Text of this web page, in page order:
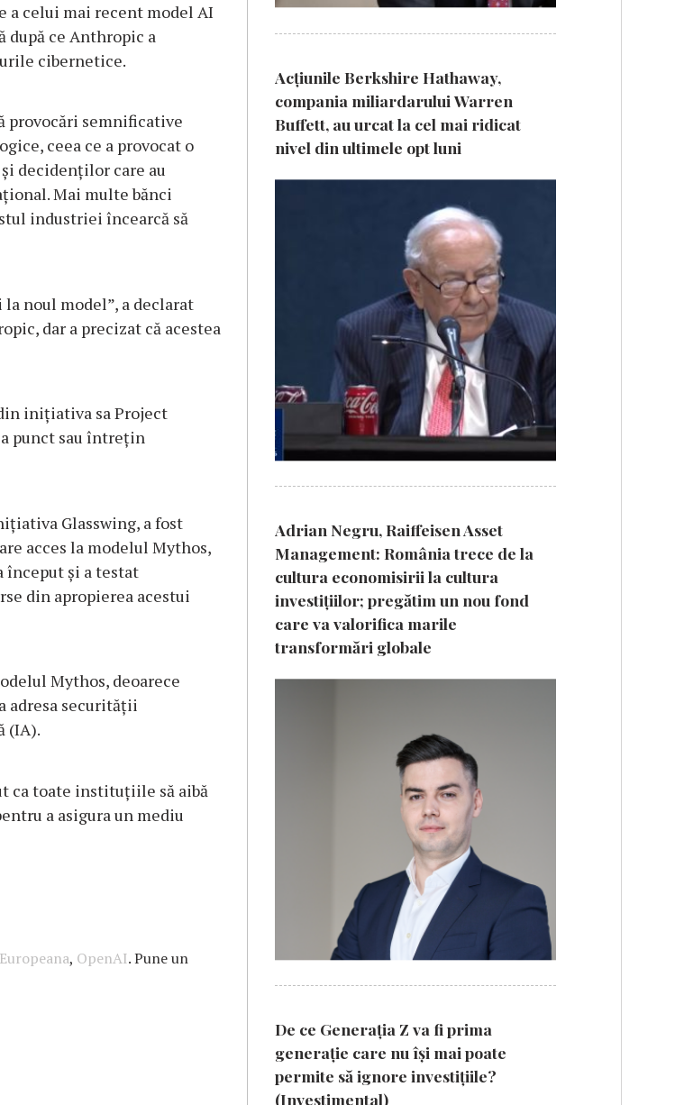
a celui mai recent model AI
după ce Anthropic a
cibernetice.
provocări semnificative
ceea ce a provocat o
decidenţilor care au
Mai multe bănci
industriei încearcă să
noul model”, a declarat
dar a precizat că acestea
iniţiativa sa Project
punct sau întreţin
Glasswing, a fost
acces la modelul Mythos,
început şi a testat
din apropierea acestui
Mythos, deoarece
adresa securităţii
(IA).
ca toate instituţiile să aibă
a asigura un mediu
, OpenAI. Pune un
Acțiunile Berkshire Hathaway,
compania miliardarului Warren
Buffett, au urcat la cel mai ridicat
nivel din ultimele opt luni
Adrian Negru, Raiffeisen Asset
Management: România trece de la
cultura economisirii la cultura
investițiilor; pregătim un nou fond
care va valorifica marile
transformări globale
De ce Generația Z va fi prima
generație care nu își mai poate
permite să ignore investițiile?
(Investimental)